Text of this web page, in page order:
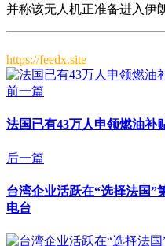
并称该无人机正准备进入伊
https://feedx.site
前一篇
法国已有43万人申领燃油补
后一篇
台湾企业活跃在“选择法国”
电台